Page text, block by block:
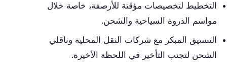
التخطيط لتخصيصات مؤقتة للأرصفة، خاصة خلال
مواسم الذروة السياحية والشحن.
التنسيق المبكر مع شركات النقل المحلية وناقلي
الشحن لتجنب التأخير في اللحظة الأخيرة.